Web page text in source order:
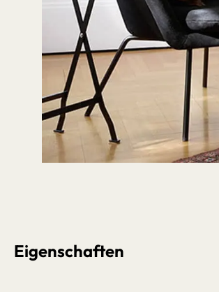
Eigenschaften